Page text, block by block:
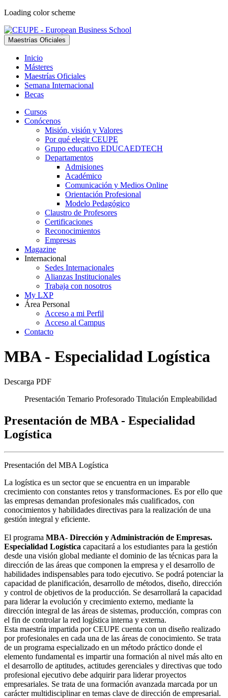
Loading color scheme
Maestrías Oficiales
Inicio
Másteres
Maestrías Oficiales
Semana Internacional
Becas
Cursos
Conócenos
Misión, visión y Valores
Por qué elegir CEUPE
Grupo educativo EDUCAEDTECH
Departamentos
Admisiones
Académico
Comunicación y Medios Online
Orientación Profesional
Modelo Pedagógico
Claustro de Profesores
Certificaciones
Reconocimientos
Empresas
Magazine
Internacional
Sedes Internacionales
Alianzas Institucionales
Trabaja con nosotros
My LXP
Área Personal
Acceso a mi Perfil
Acceso al Campus
Contacto
MBA - Especialidad Logística
Descarga PDF
Presentación Temario Profesorado Titulación Empleabilidad
Presentación de MBA - Especialidad
Logística
Presentación del MBA Logística
La logística es un sector que se encuentra en un imparable
crecimiento con constantes retos y transformaciones. Es por ello que
las empresas demandan profesionales más cualificados, con
conocimientos y habilidades directivas para la realización de una
gestión integral y eficiente.
El programa MBA- Dirección y Administración de Empresas.
Especialidad Logística capacitará a los estudiantes para la gestión
desde una visión global mediante el dominio de las técnicas para la
dirección de las áreas que componen la empresa y el desarrollo de
habilidades indispensables para todo ejecutivo. Se podrá potenciar la
capacidad de planificación, desarrollo de métodos, diseño, dirección
y control de objetivos de la producción. Se desarrollará la capacidad
para liderar la evolución y crecimiento externo, mediante la
dirección integral de las áreas de sistemas, producción, compras con
el fin de controlar la red logística interna y externa.
Esta maestría impartida por CEUPE cuenta con un diseño realizado
por profesionales en cada una de las áreas de conocimiento. Se trata
de un programa especializado en un método práctico donde el
elemento fundamental es impartir una formación al nivel más alto en
el desarrollo de aptitudes, actitudes gerenciales y directivas que todo
profesional ejecutivo debe adquirir para liderar proyectos
empresariales. Se trata de una formación avanzada marcada por un
carácter multidisciplinar en temas clave de dirección de empresarial.